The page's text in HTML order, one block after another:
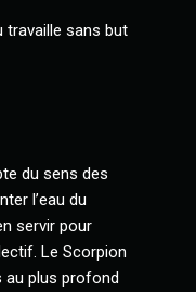
travaille sans but
du sens des
l’eau du
servir pour
Le Scorpion
au plus profond